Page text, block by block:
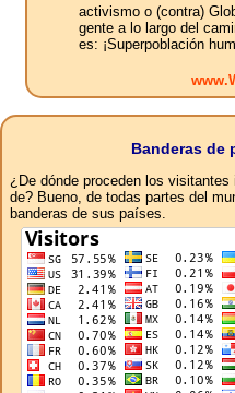
activismo o (contra)
gente a lo largo del
es: ¡Superpoblación
Banderas de
¿De dónde proceden los
de? Bueno, de todas partes del
banderas de sus países.